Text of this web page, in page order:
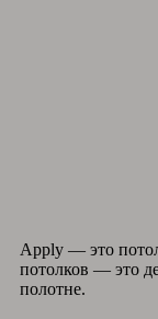
Apply — это
потолков — это
полотне.